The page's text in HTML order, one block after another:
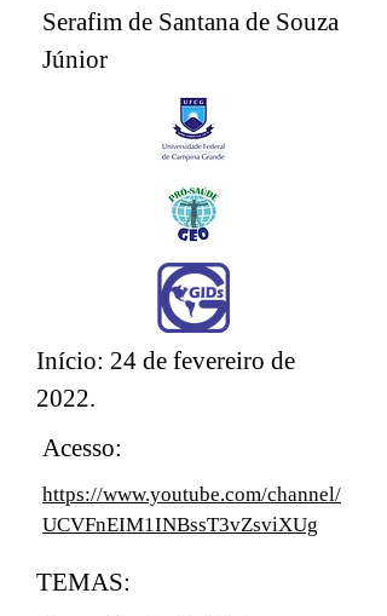
Serafim de Santana de Souza
Júnior
Início: 24 de fevereiro de
2022.
Acesso:
https://www.youtube.com/channel/
UCVFnEIM1INBssT3vZsviXUg
TEMAS: